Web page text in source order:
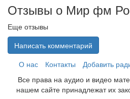
Отзывы о Мир фм
Еще отзывы
Написать комментарий
О нас
Контакты Добавить
Все права на аудио и видео
нашем сайте принадлежат их